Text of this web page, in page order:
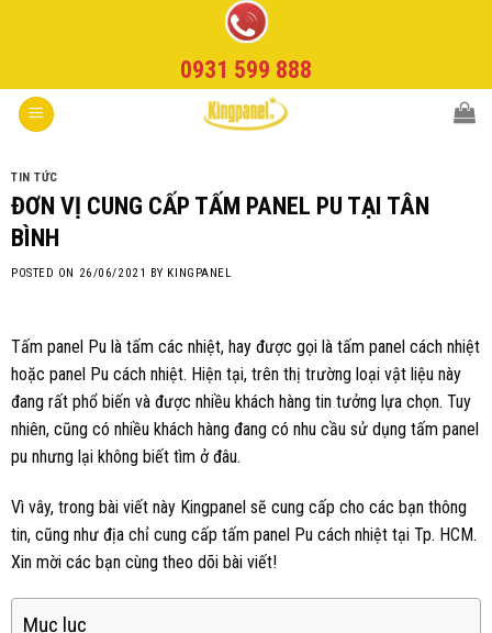
0931 599 888
TIN TỨC
ĐƠN VỊ CUNG CẤP TẤM PANEL PU TẠI TÂN
BÌNH
POSTED ON 26/06/2021 BY KINGPANEL
Tấm panel Pu là tấm các nhiệt, hay được gọi là tấm panel cách nhiệt
hoặc panel Pu cách nhiệt. Hiện tại, trên thị trường loại vật liệu này
đang rất phổ biến và được nhiều khách hàng tin tưởng lựa chọn. Tuy
nhiên, cũng có nhiều khách hàng đang có nhu cầu sử dụng tấm panel
pu nhưng lại không biết tìm ở đâu.
Vì vây, trong bài viết này Kingpanel sẽ cung cấp cho các bạn thông
tin, cũng như địa chỉ cung cấp tấm panel Pu cách nhiệt tại Tp. HCM.
Xin mời các bạn cùng theo dõi bài viết!
Mục lục